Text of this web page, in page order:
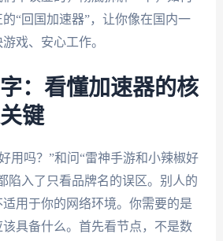
“回国加速器”，让你像在国内一
戏、安心工作。
：看懂加速器的核
键
用吗？”和问“雷神手游和小辣椒好
陷入了只看品牌名的误区。别人的
用于你的网络环境。你需要的是
具备什么。首先看节点，不是数